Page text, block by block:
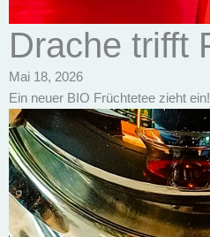
Drache trifft
Mai 18, 2026
Ein neuer BIO Früchtetee zieht ein!